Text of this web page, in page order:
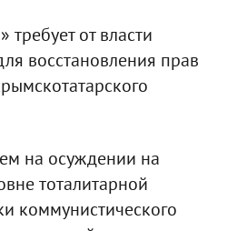
требует от власти
восстановления прав
на осуждении на
тоталитарной
коммунистического